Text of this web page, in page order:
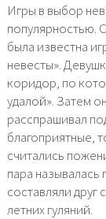
Игры в выбор
популярностью.
была известна
невесты».
коридор, по
удалой». Затем
расспрашивал
благоприятные,
считались
пара
составляли друг
летних гуляний.